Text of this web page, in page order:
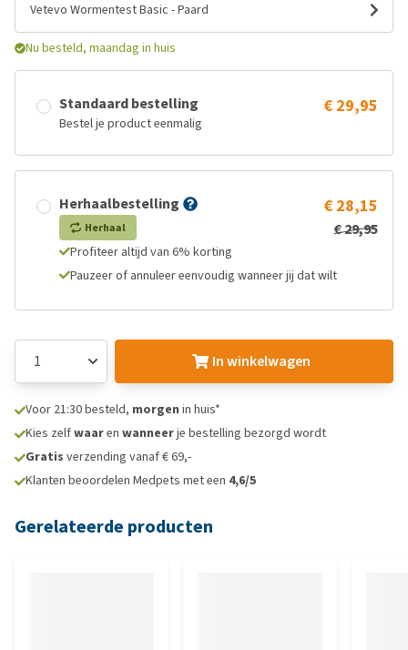
Vetevo Wormentest Basic - Paard
Nu besteld, maandag in huis
Standaard bestelling
Bestel je product eenmalig
€ 29,95
Herhaalbestelling
Herhaal
€ 28,15
€ 29,95
Profiteer altijd van 6% korting
Pauzeer of annuleer eenvoudig wanneer jij dat wilt
In winkelwagen
Voor 21:30 besteld, morgen in huis*
Kies zelfwaaren wanneerje bestelling bezorgd wordt
Gratis verzending vanaf € 69,-
Klanten beoordelen Medpets met een 4,6/5
Gerelateerde producten